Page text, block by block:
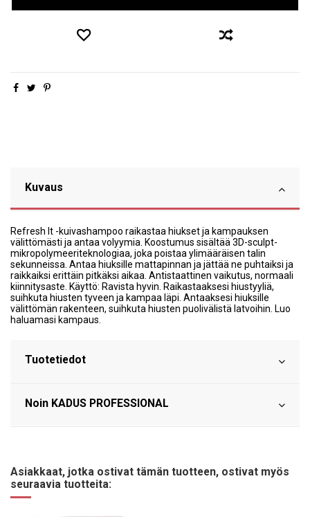
Kuvaus
Refresh It -kuivashampoo raikastaa hiukset ja kampauksen
välittömästi ja antaa volyymia. Koostumus sisältää 3D-sculpt-
mikropolymeeriteknologiaa, joka poistaa ylimääräisen talin
sekunneissa. Antaa hiuksille mattapinnan ja jättää ne puhtaiksi ja
raikkaiksi erittäin pitkäksi aikaa. Antistaattinen vaikutus, normaali
kiinnitysaste. Käyttö: Ravista hyvin. Raikastaaksesi hiustyyliä,
suihkuta hiusten tyveen ja kampaa läpi. Antaaksesi hiuksille
välittömän rakenteen, suihkuta hiusten puolivälistä latvoihin. Luo
haluamasi kampaus.
Tuotetiedot
Noin KADUS PROFESSIONAL
Asiakkaat, jotka ostivat tämän tuotteen, ostivat myös
seuraavia tuotteita: